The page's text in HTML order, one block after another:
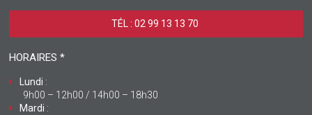
TÉL : 02 99 13 13 70 ‎
HORAIRES *
Lundi :
9h00 – 12h00 / 14h00 – 18h30
Mardi :